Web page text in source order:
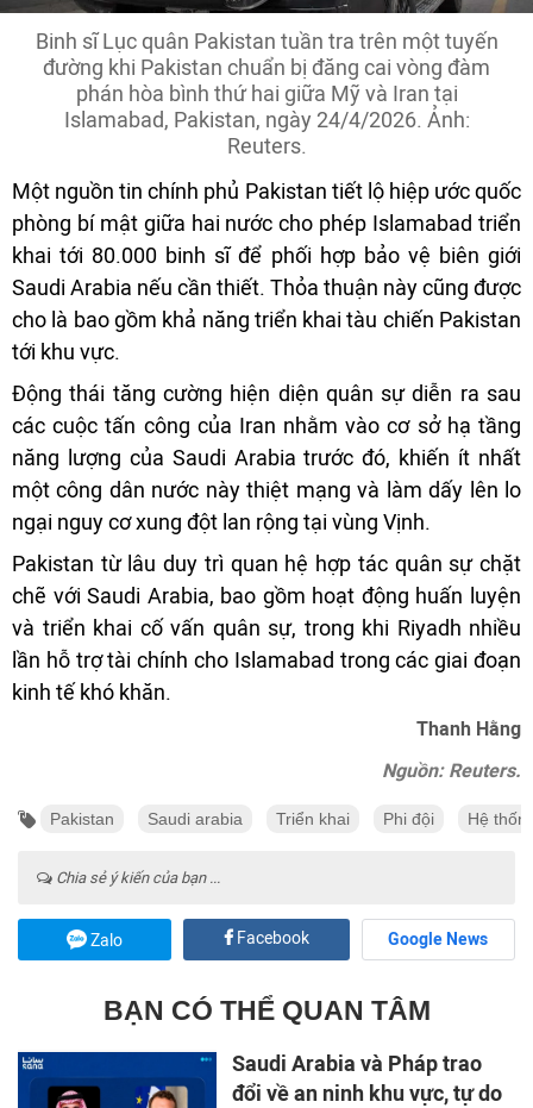
Binh sĩ Lục quân Pakistan tuần tra trên một tuyến
đường khi Pakistan chuẩn bị đăng cai vòng đàm
phán hòa bình thứ hai giữa Mỹ và Iran tại
Islamabad, Pakistan, ngày 24/4/2026. Ảnh:
Reuters.
Một nguồn tin chính phủ Pakistan tiết lộ hiệp ước quốc
phòng bí mật giữa hai nước cho phép Islamabad triển
khai tới 80.000 binh sĩ để phối hợp bảo vệ biên giới
Saudi Arabia nếu cần thiết. Thỏa thuận này cũng được
cho là bao gồm khả năng triển khai tàu chiến Pakistan
tới khu vực.
Động thái tăng cường hiện diện quân sự diễn ra sau
các cuộc tấn công của Iran nhằm vào cơ sở hạ tầng
năng lượng của Saudi Arabia trước đó, khiến ít nhất
một công dân nước này thiệt mạng và làm dấy lên lo
ngại nguy cơ xung đột lan rộng tại vùng Vịnh.
Pakistan từ lâu duy trì quan hệ hợp tác quân sự chặt
chẽ với Saudi Arabia, bao gồm hoạt động huấn luyện
và triển khai cố vấn quân sự, trong khi Riyadh nhiều
lần hỗ trợ tài chính cho Islamabad trong các giai đoạn
kinh tế khó khăn.
Thanh Hằng
Nguồn: Reuters.
Pakistan Saudi arabia Triển khai Phi đội Hệ
Chia sẻ ý kiến của bạn ...
Zalo Facebook Google News
BẠN CÓ THỂ QUAN TÂM
Saudi Arabia và Pháp trao
đổi về an ninh khu vực, tự do